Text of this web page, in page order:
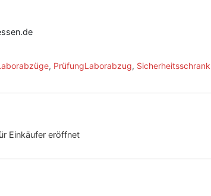
, PrüfungLaborabzug, Sicherheitsschrank
Einkäufer eröffnet